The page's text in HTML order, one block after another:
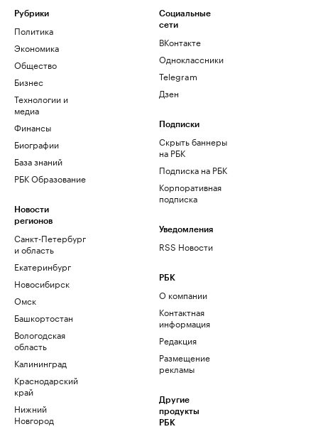
Рубрики
Политика
Экономика
Общество
Бизнес
Технологии и
медиа
Финансы
Биографии
База знаний
РБК Образование
Новости
регионов
Санкт-Петербург
и область
Екатеринбург
Новосибирск
Омск
Башкортостан
Вологодская
область
Калининград
Краснодарский
край
Нижний
Новгород
Социальные
сети
ВКонтакте
Одноклассники
Telegram
Дзен
Подписки
Скрыть баннеры
на РБК
Подписка на РБК
Корпоративная
подписка
Уведомления
RSS Новости
РБК
О компании
Контактная
информация
Редакция
Размещение
рекламы
Другие
продукты
РБК